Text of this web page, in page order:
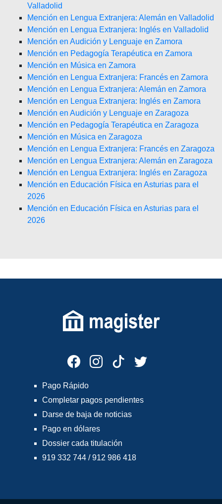
Valladolid
Mención en Lengua Extranjera: Alemán en Valladolid
Mención en Lengua Extranjera: Inglés en Valladolid
Mención en Audición y Lenguaje en Zamora
Mención en Pedagogía Terapéutica en Zamora
Mención en Música en Zamora
Mención en Lengua Extranjera: Francés en Zamora
Mención en Lengua Extranjera: Alemán en Zamora
Mención en Lengua Extranjera: Inglés en Zamora
Mención en Audición y Lenguaje en Zaragoza
Mención en Pedagogía Terapéutica en Zaragoza
Mención en Música en Zaragoza
Mención en Lengua Extranjera: Francés en Zaragoza
Mención en Lengua Extranjera: Alemán en Zaragoza
Mención en Lengua Extranjera: Inglés en Zaragoza
Mención en Educación Física en Asturias para el
2026
Mención en Educación Física en Asturias para el
2026
Pago Rápido
Completar pagos pendientes
Darse de baja de noticias
Pago en dólares
Dossier cada titulación
919 332 744 / 912 986 418